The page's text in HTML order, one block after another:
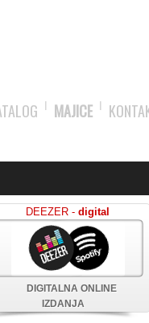
MAJICE
DEEZER - digital
DIGITALNA ONLINE
IZDANJA